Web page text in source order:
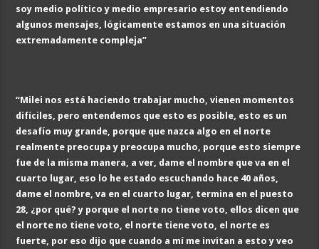
soy medio político y medio empresario estoy entendiendo
algunos mensajes, lógicamente estamos en una situación
extremadamente compleja”
“Milei nos está haciendo trabajar mucho, vienen momentos
difíciles, pero entendemos que esto es posible, esto es un
desafío muy grande, porque que nazca algo en el norte
realmente preocupa y preocupa mucho, porque esto siempre
fue de la misma manera, a ver, dame el nombre que va en el
cuarto lugar, eso lo he estado escuchando hace 40 años,
dame el nombre, va en el cuarto lugar, termina en el puesto
28, ¿por qué? y porque el norte no tiene voto, ellos dicen que
el norte no tiene voto, el norte tiene voto, el norte es
fuerte, por eso dijo que cuando a mí me invitan a esto y veo